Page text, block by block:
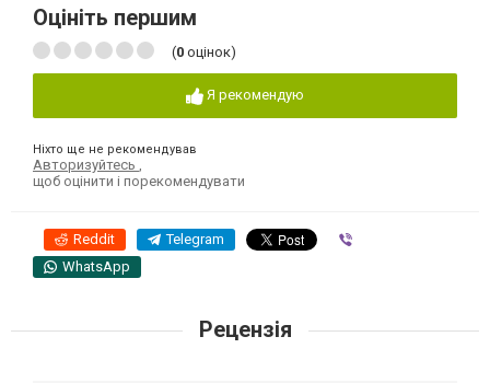
Оцініть першим
(0 оцінок)
Я рекомендую
Ніхто ще не рекомендував
Авторизуйтесь
щоб оцінити і порекомендувати
Reddit Telegram
WhatsApp
Рецензія